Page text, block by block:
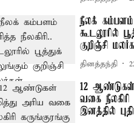
நீலக் கம்பளம்
கூடலூரில்
குறிஞ்சி
தினத்தந்தி
12 ஆண்டுகள்
வகை நீலகிரி
இனத்தில்